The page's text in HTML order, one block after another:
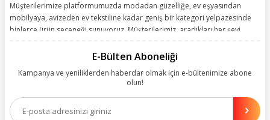
Müşterilerimize platformumuzda modadan güzelliğe, ev eşyasından
mobilyaya, avizeden ev tekstiline kadar geniş bir kategori yelpazesinde
binlerce ürün seçeneği sunuyoruz. Müşterilerimiz, aradıkları her şeyi
kolay, kusursuz ve keyifli bir alışveriş yolculuğu sunarken deneyiminize
olanakları sunuyoruz. Çalışmalarımızı müşterilerimizin memnuniyetini
esas alarak yürütüyoruz.
E-Bülten Aboneliği
Kampanya ve yeniliklerden haberdar olmak için e-bültenimize abone
olun!